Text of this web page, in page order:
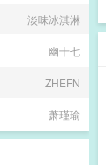
心心念念
淡味冰淇淋
幽十七
ZHEFN
萧瑾瑜